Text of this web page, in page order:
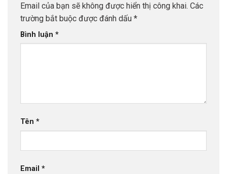
Email của bạn sẽ không được hiển thị công khai. Các
trường bắt buộc được đánh dấu *
Bình luận *
Tên *
Email *